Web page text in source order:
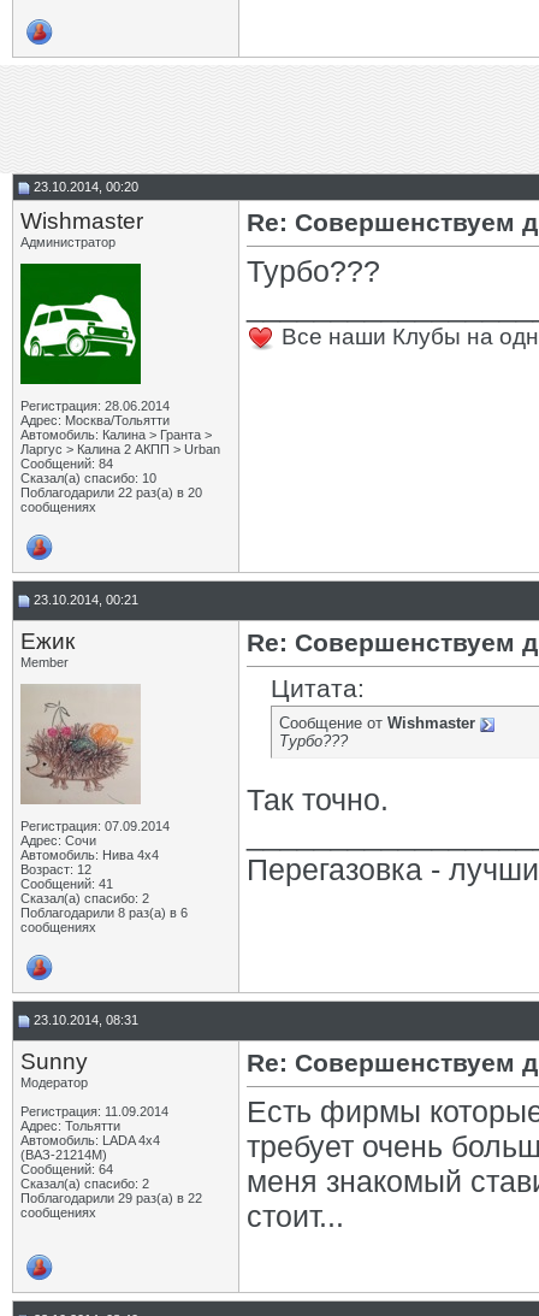
23.10.2014, 00:20
Wishmaster
Администратор
Регистрация: 28.06.2014
Адрес: Москва/Тольятти
Автомобиль: Калина > Гранта >
Ларгус > Калина 2 АКПП > Urban
Сообщений: 84
Сказал(а) спасибо: 10
Поблагодарили 22 раз(а) в 20
сообщениях
Re: Совершенствуем
Турбо???
Все наши Клубы на
23.10.2014, 00:21
Eжик
Member
Регистрация: 07.09.2014
Адрес: Сочи
Автомобиль: Нива 4х4
Возраст: 12
Сообщений: 41
Сказал(а) спасибо: 2
Поблагодарили 8 раз(а) в 6
сообщениях
Re: Совершенствуем
Цитата:
Сообщение от Wishmaster
Турбо???
Так точно.
Перегазовка -
23.10.2014, 08:31
Sunny
Модератор
Регистрация: 11.09.2014
Адрес: Тольятти
Автомобиль: LADA 4x4
(ВАЗ-21214М)
Сообщений: 64
Сказал(а) спасибо: 2
Поблагодарили 29 раз(а) в 22
сообщениях
Re: Совершенствуем
Есть фирмы
требует очень
меня знакомый
стоит...